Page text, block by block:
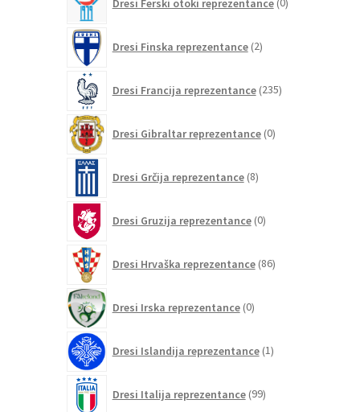
Dresi Ferski otoki reprezentance 0izdelkov
Dresi Finska reprezentance 2izdelka
Dresi Francija reprezentance 235izdelkov
Dresi Gibraltar reprezentance 0izdelkov
Dresi Grčija reprezentance 8izdelkov
Dresi Gruzija reprezentance 0izdelkov
Dresi Hrvaška reprezentance 86izdelkov
Dresi Irska reprezentance 0izdelkov
Dresi Islandija reprezentance 1izdelek
Dresi Italija reprezentance 99izdelkov